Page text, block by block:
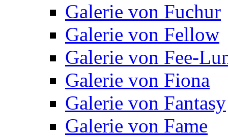
Galerie von Fuchur
Galerie von Fellow
Galerie von Fee-
Galerie von Fiona
Galerie von Fantasy
Galerie von Fame